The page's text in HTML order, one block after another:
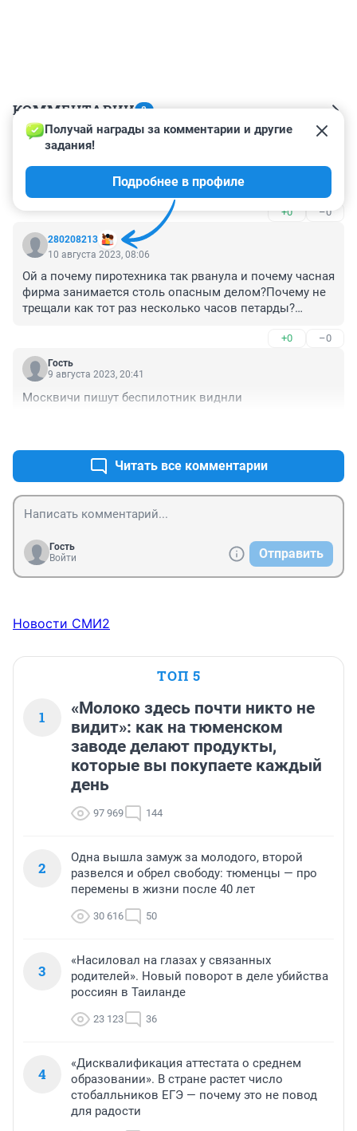
КОММЕНТАРИИ 8
Гость
Пиротехника говорите... КХМ...
+0 –0
280208213
Получай награды за комментарии и другие
задания!
Подробнее в профиле
10 августа 2023, 08:06
Ой а почему пиротехника так рванула и почему часная
фирма занимается столь опасным делом?Почему не
трещали как тот раз несколько часов петарды?
+0 –0
Гость
9 августа 2023, 20:41
Москвичи пишут беспилотник виднли
Читать все комментарии
Гость
Войти
Отправить
Новости СМИ2
ТОП 5
1
«Молоко здесь почти никто не
видит»: как на тюменском
заводе делают продукты,
которые вы покупаете каждый
день
97 969 144
2
Одна вышла замуж за молодого, второй
развелся и обрел свободу: тюменцы — про
перемены в жизни после 40 лет
30 616 50
3
«Насиловал на глазах у связанных
родителей». Новый поворот в деле убийства
россиян в Таиланде
23 123 36
4
«Дисквалификация аттестата о среднем
образовании». В стране растет число
стобалльников ЕГЭ — почему это не повод
для радости